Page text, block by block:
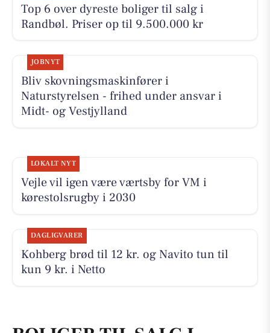
Top 6 over dyreste boliger til salg i
Randbøl. Priser op til 9.500.000 kr
JOBNYT
Bliv skovningsmaskinfører i
Naturstyrelsen - frihed under ansvar i
Midt- og Vestjylland
LOKALT NYT
Vejle vil igen være værtsby for VM i
kørestolsrugby i 2030
DAGLIGVARER
Kohberg brød til 12 kr. og Navito tun til
kun 9 kr. i Netto